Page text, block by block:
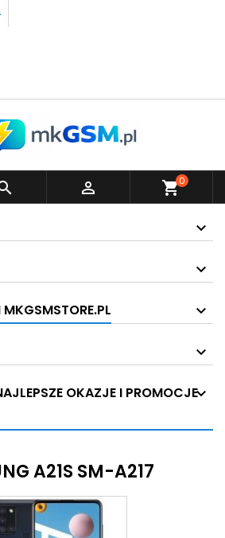
 shopping_cart0
OKAZJE I PROMOCJE
A21S SM-A217